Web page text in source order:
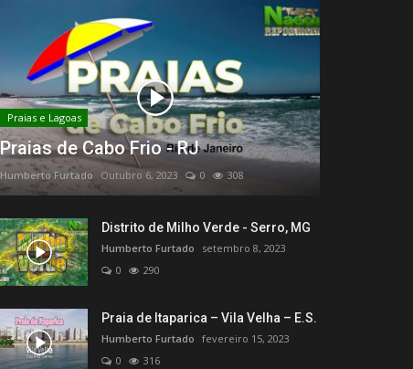
Praias e Lagoas
Praias de Cabo Frio - RJ
Humberto Furtado Outubro 6, 2023 0 308
Distrito de Milho Verde - Serro, MG
Humberto Furtado
setembro 8, 2023
0
290
Praia de Itaparica – Vila Velha – E.S.
Humberto Furtado fevereiro 15, 2023
0
316